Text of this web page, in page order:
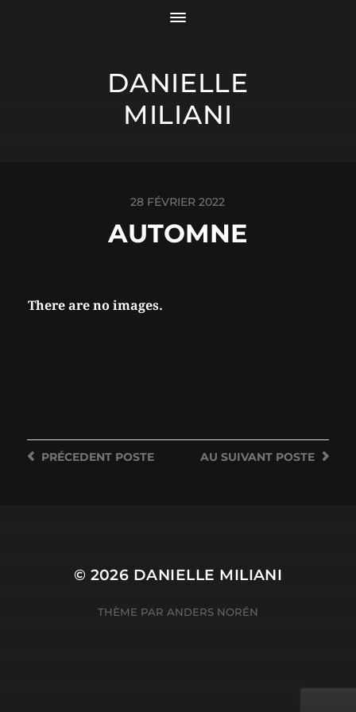
DANIELLE
MILIANI
28 FÉVRIER 2022
AUTOMNE
There are no images.
AU SUIVANT POSTE
PRÉCEDENTPOSTE
© 2026 DANIELLE MILIANI
THÈME PAR ANDERS NORÉN